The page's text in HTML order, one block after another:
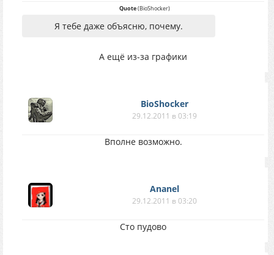
Quote(BioShocker)
Я тебе даже объясню, почему.
А ещё из-за графики
BioShocker
29.12.2011 в 03:19
Вполне возможно.
Ananel
29.12.2011 в 03:20
Сто пудово